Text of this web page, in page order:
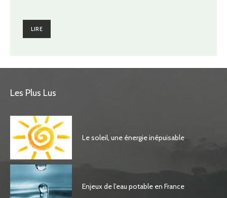
LIRE
Les Plus Lus
Le soleil, une énergie inépuisable
Enjeux de l’eau potable en France